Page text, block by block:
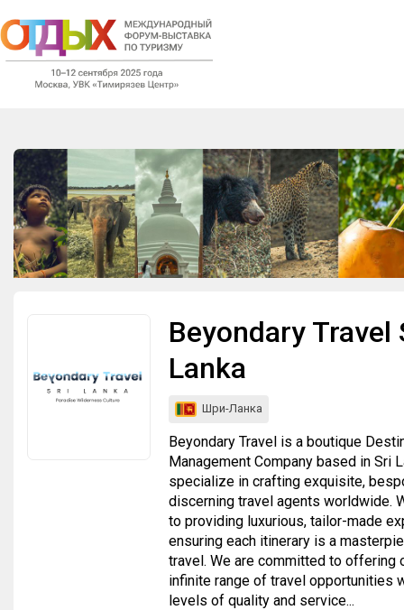
Beyondary Travel
Lanka
Шри-Ланка
Beyondary Travel is a boutique
Management Company based in Sri
specialize in crafting exquisite,
discerning travel agents worldwide.
to providing luxurious, tailor-made
ensuring each itinerary is a
travel. We are committed to offering
infinite range of travel opportunities
levels of quality and service...
Мероприятия
О сервисе
Организациям
Контакты
Организаторам